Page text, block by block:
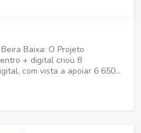
Baixa: O Projeto
+ digital criou 8
com vista a apoiar 6 650